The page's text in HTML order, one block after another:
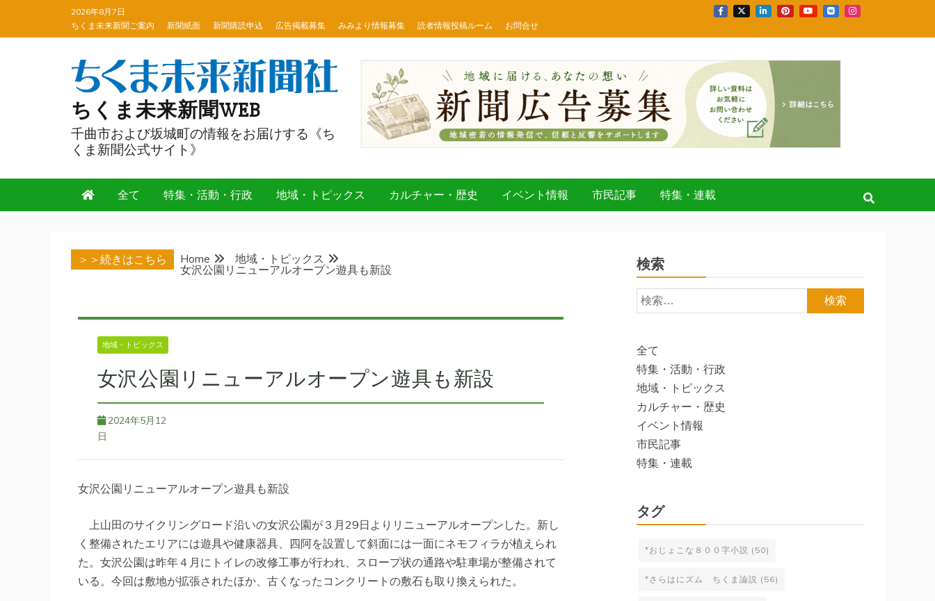
2026年8月7日
ちくま未来新聞ご案内
新聞紙面 新聞購読申込 広告掲載募集 みみより情報募集 読者情報投稿ルーム お問合せ
ちくま未来新聞WEB
千曲市および坂城町の情報をお届けする《ち
くま新聞公式サイト》
全て 特集・活動・行政 地域・トピックス カルチャー・歴史 イベント情報 市民記事 特集・連載
＞＞続きはこちら Home
地域・トピックス
女沢公園リニューアルオープン遊具も新設
地域・トピックス
女沢公園リニューアルオープン遊具も新設
2024年5月12
日
女沢公園リニューアルオープン遊具も新設
上山田のサイクリングロード沿いの女沢公園が３月29日よりリニューアルオープンした。新し
く整備されたエリアには遊具や健康器具、四阿を設置して斜面には一面にネモフィラが植えられ
た。女沢公園は昨年４月にトイレの改修工事が行われ、スロープ状の通路や駐車場が整備されて
いる。今回は敷地が拡張されたほか、古くなったコンクリートの敷石も取り換えられた。
検索
検
索:
全て
特集・活動・行政
地域・トピックス
カルチャー・歴史
イベント情報
市民記事
特集・連載
タグ
*おじょこな８００字小説 (50)
*さらはにズム ちくま論説 (56)